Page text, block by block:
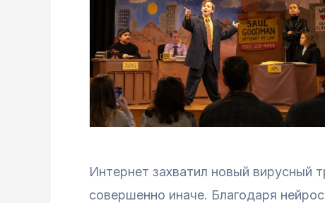
Интернет захватил новый вирусный
совершенно иначе. Благодаря